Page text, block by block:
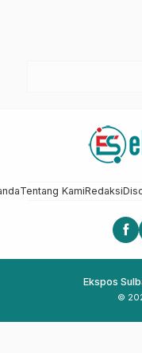
Tentang KamiRedaksi
Ekspos
©